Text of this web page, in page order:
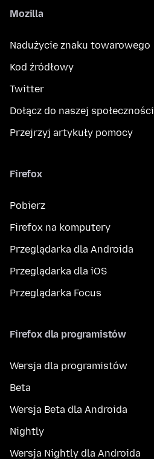
Mozilla
Nadużycie znaku towarowego
Kod źródłowy
Twitter
Dołącz do naszej społeczności
Przejrzyj artykuły pomocy
Firefox
Pobierz
Firefox na komputery
Przeglądarka dla Androida
Przeglądarka dla iOS
Przeglądarka Focus
Firefox dla programistów
Wersja dla programistów
Beta
Wersja Beta dla Androida
Nightly
Wersja Nightly dla Androida